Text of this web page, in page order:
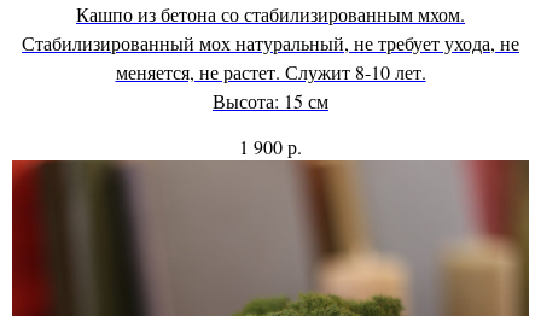
Кашпо из бетона со стабилизированным мхом.
Стабилизированный мох натуральный, не требует ухода, не
меняется, не растет. Служит 8-10 лет.
Высота: 15 см
1 900р.